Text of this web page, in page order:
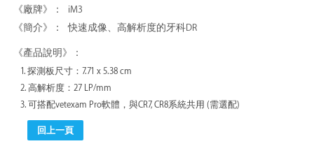
iM3
快速成像、高解析度的牙科DR
1. 探測板尺寸：7.71 x 5.38 cm
2. 高解析度：27 LP/mm
3. 可搭配vetexam Pro軟體，與CR7, CR8系統共用 (需選配)
回上一頁